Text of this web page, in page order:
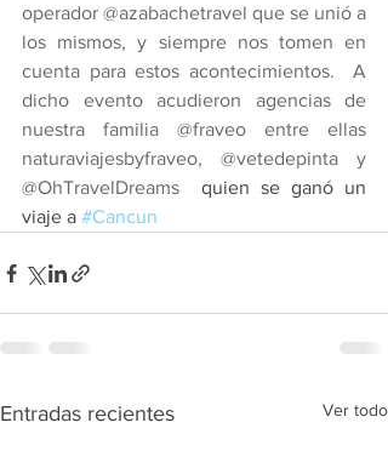
operador @azabachetravel que se unió a
los mismos, y siempre nos tomen en
cuenta para estos acontecimientos.  A
dicho evento acudieron agencias de
nuestra familia @fraveo entre ellas
naturaviajesbyfraveo, @vetedepinta y
@OhTravelDreams quien se ganó un
viaje a #Cancun
Entradas recientes Ver todo